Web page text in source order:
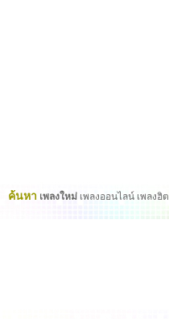
ค้นหา เพลงใหม่ เพลงออนไลน์ เพลงฮิต